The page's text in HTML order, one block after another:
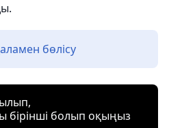
бөлісу
бірінші болып оқыңыз